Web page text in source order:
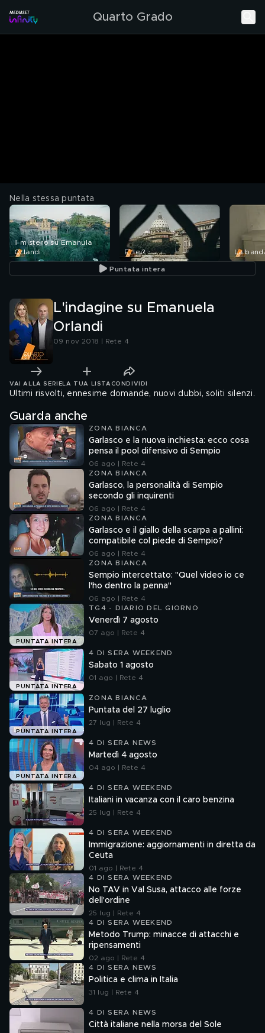
Quarto Grado
Nella stessa puntata
Il mistero su Emanula
Orlandi
E' lei? La
Puntata intera
L'indagine su Emanuela
Orlandi
09 nov 2018 | Rete 4
VAI ALLA SERIE LA TUA LISTA CONDIVIDI
Ultimi risvolti, ennesime domande, nuovi dubbi, soliti silenzi.
Guarda anche
ZONA BIANCA
Garlasco e la nuova inchiesta: ecco cosa
pensa il pool difensivo di Sempio
06 ago | Rete 4
ZONA BIANCA
Garlasco, la personalità di Sempio
secondo gli inquirenti
06 ago | Rete 4
ZONA BIANCA
Garlasco e il giallo della scarpa a pallini:
compatibile col piede di Sempio?
06 ago | Rete 4
ZONA BIANCA
Sempio intercettato: "Quel video io ce
l'ho dentro la penna"
06 ago | Rete 4
PUNTATA INTERA
TG4 - DIARIO DEL GIORNO
Venerdì 7 agosto
07 ago | Rete 4
PUNTATA INTERA
4 DI SERA WEEKEND
Sabato 1 agosto
01 ago | Rete 4
PUNTATA INTERA
ZONA BIANCA
Puntata del 27 luglio
27 lug | Rete 4
PUNTATA INTERA
4 DI SERA NEWS
Martedì 4 agosto
04 ago | Rete 4
4 DI SERA WEEKEND
Italiani in vacanza con il caro benzina
25 lug | Rete 4
4 DI SERA WEEKEND
Immigrazione: aggiornamenti in diretta da
Ceuta
01 ago | Rete 4
4 DI SERA WEEKEND
No TAV in Val Susa, attacco alle forze
dell'ordine
25 lug | Rete 4
4 DI SERA WEEKEND
Metodo Trump: minacce di attacchi e
ripensamenti
02 ago | Rete 4
4 DI SERA NEWS
Politica e clima in Italia
31 lug | Rete 4
4 DI SERA NEWS
Città italiane nella morsa del Sole